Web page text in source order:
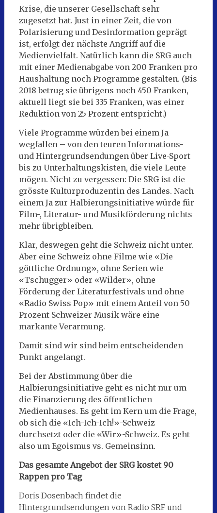
Krise, die unserer Gesellschaft sehr
zugesetzt hat. Just in einer Zeit, die von
Polarisierung und Desinformation geprägt
ist, erfolgt der nächste Angriff auf die
Medienvielfalt. Natürlich kann die SRG auch
mit einer Medienabgabe von 200 Franken pro
Haushaltung noch Programme gestalten. (Bis
2018 betrug sie übrigens noch 450 Franken,
aktuell liegt sie bei 335 Franken, was einer
Reduktion von 25 Prozent entspricht.)
Viele Programme würden bei einem Ja
wegfallen – von den teuren Informations-
und Hintergrundsendungen über Live-Sport
bis zu Unterhaltungskisten, die viele Leute
mögen. Nicht zu vergessen: Die SRG ist die
grösste Kulturproduzentin des Landes. Nach
einem Ja zur Halbierungsinitiative würde für
Film-, Literatur- und Musikförderung nichts
mehr übrigbleiben.
Klar, deswegen geht die Schweiz nicht unter.
Aber eine Schweiz ohne Filme wie «Die
göttliche Ordnung», ohne Serien wie
«Tschugger» oder «Wilder», ohne
Förderung der Literaturfestivals und ohne
«Radio Swiss Pop» mit einem Anteil von 50
Prozent Schweizer Musik wäre eine
markante Verarmung.
Damit sind wir sind beim entscheidenden
Punkt angelangt.
Bei der Abstimmung über die
Halbierungsinitiative geht es nicht nur um
die Finanzierung des öffentlichen
Medienhauses. Es geht im Kern um die Frage,
ob sich die «Ich-Ich-Ich!»-Schweiz
durchsetzt oder die «Wir»-Schweiz. Es geht
also um Egoismus vs. Gemeinsinn.
Das gesamte Angebot der SRG kostet 90
Rappen pro Tag
Doris Dosenbach findet die
Hintergrundsendungen von Radio SRF und